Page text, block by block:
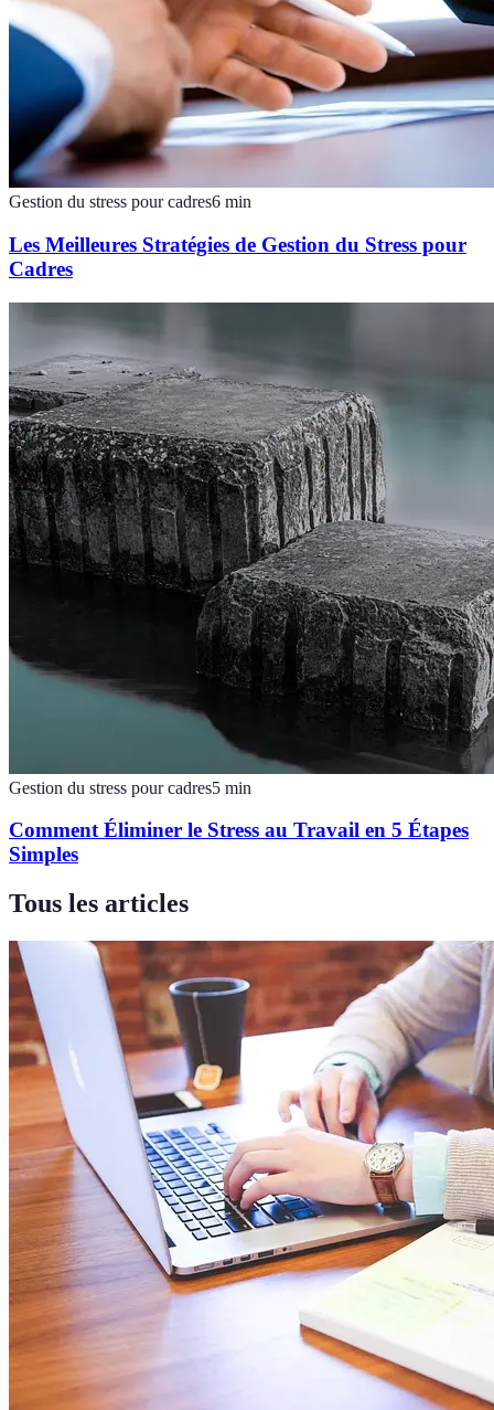
Gestion du stress pour cadres6 min
Les Meilleures Stratégies de Gestion du Stress pour
Cadres
Gestion du stress pour cadres5 min
Comment Éliminer le Stress au Travail en 5 Étapes
Simples
Tous les articles